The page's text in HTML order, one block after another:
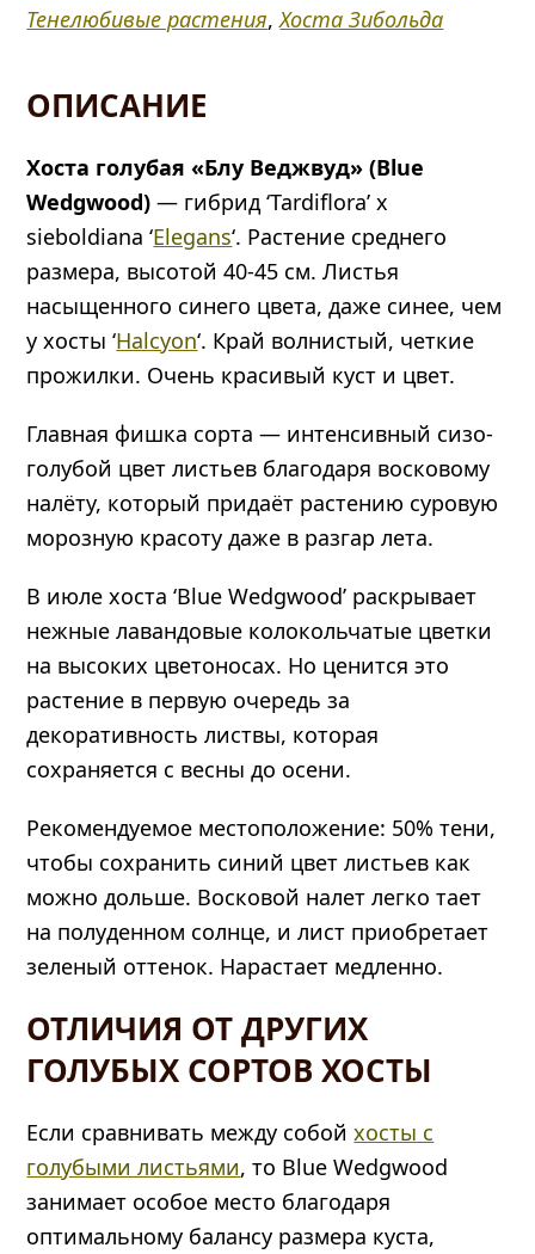
Тенелюбивые растения,Хоста Зибольда
ОПИСАНИЕ
Хоста голубая «Блу Веджвуд» (Blue
Wedgwood) — гибрид ‘Tardiflora’ x
sieboldiana ‘Elegans‘. Растение среднего
размера, высотой 40-45 см. Листья
насыщенного синего цвета, даже синее, чем
у хосты ‘Halcyon‘. Край волнистый, четкие
прожилки. Очень красивый куст и цвет.
Главная фишка сорта — интенсивный сизо-
голубой цвет листьев благодаря восковому
налёту, который придаёт растению суровую
морозную красоту даже в разгар лета.
В июле хоста ‘Blue Wedgwood’ раскрывает
нежные лавандовые колокольчатые цветки
на высоких цветоносах. Но ценится это
растение в первую очередь за
декоративность листвы, которая
сохраняется с весны до осени.
Рекомендуемое местоположение: 50% тени,
чтобы сохранить синий цвет листьев как
можно дольше. Восковой налет легко тает
на полуденном солнце, и лист приобретает
зеленый оттенок. Нарастает медленно.
ОТЛИЧИЯ ОТ ДРУГИХ
ГОЛУБЫХ СОРТОВ ХОСТЫ
Если сравнивать между собойхосты с
голубыми листьями, то Blue Wedgwood
занимает особое место благодаря
оптимальному балансу размера куста,